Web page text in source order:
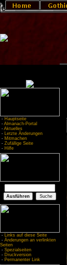
- Hauptseite
- Almanach-Portal
- Aktuelles
- Letzte Änderungen
- Mitmachen
- Zufällige Seite
- Hilfe
- Links auf diese Seite
- Änderungen an verlinkten
Seiten
- Spezialseiten
- Druckversion
- Permanenter Link